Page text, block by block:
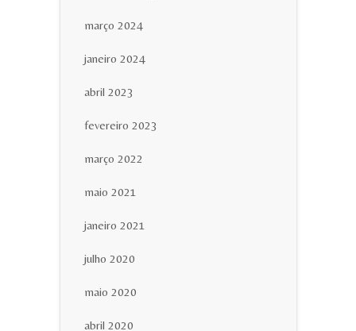
março 2024
janeiro 2024
abril 2023
fevereiro 2023
março 2022
maio 2021
janeiro 2021
julho 2020
maio 2020
abril 2020